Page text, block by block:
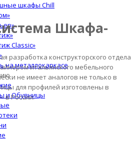
шкафы Chill
Classic»
на металлокаркасе
и Обувницы
Шкафа-
разработка конструкторского отдела
итальянского мебельного
не имеет аналогов не только в
для профилей изготовлены в
в России.